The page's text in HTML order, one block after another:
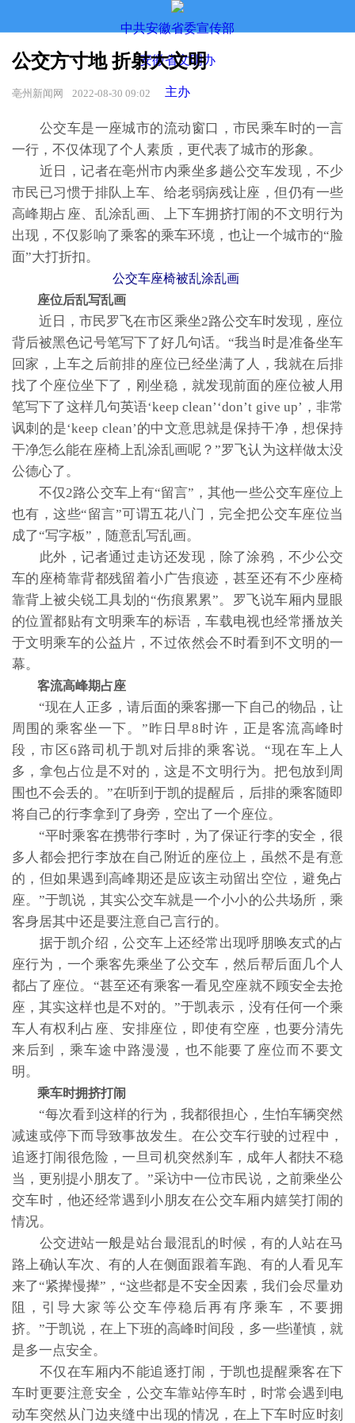
中共安徽省委宣传部
安徽省文明办
主办
公交方寸地 折射大文明
亳州新闻网 2022-08-30 09:02
公交车是一座城市的流动窗口，市民乘车时的一言
一行，不仅体现了个人素质，更代表了城市的形象。
近日，记者在亳州市内乘坐多趟公交车发现，不少
市民已习惯于排队上车、给老弱病残让座，但仍有一些
高峰期占座、乱涂乱画、上下车拥挤打闹的不文明行为
出现，不仅影响了乘客的乘车环境，也让一个城市的“脸
面”大打折扣。
公交车座椅被乱涂乱画
座位后乱写乱画
近日，市民罗飞在市区乘坐2路公交车时发现，座位
背后被黑色记号笔写下了好几句话。“我当时是准备坐车
回家，上车之后前排的座位已经坐满了人，我就在后排
找了个座位坐下了，刚坐稳，就发现前面的座位被人用
笔写下了这样几句英语‘keep clean’‘don’t give up’，非常
讽刺的是‘keep clean’的中文意思就是保持干净，想保持
干净怎么能在座椅上乱涂乱画呢？”罗飞认为这样做太没
公德心了。
不仅2路公交车上有“留言”，其他一些公交车座位上
也有，这些“留言”可谓五花八门，完全把公交车座位当
成了“写字板”，随意乱写乱画。
此外，记者通过走访还发现，除了涂鸦，不少公交
车的座椅靠背都残留着小广告痕迹，甚至还有不少座椅
靠背上被尖锐工具划的“伤痕累累”。罗飞说车厢内显眼
的位置都贴有文明乘车的标语，车载电视也经常播放关
于文明乘车的公益片，不过依然会不时看到不文明的一
幕。
客流高峰期占座
“现在人正多，请后面的乘客挪一下自己的物品，让
周围的乘客坐一下。”昨日早8时许，正是客流高峰时
段，市区6路司机于凯对后排的乘客说。“现在车上人
多，拿包占位是不对的，这是不文明行为。把包放到周
围也不会丢的。”在听到于凯的提醒后，后排的乘客随即
将自己的行李拿到了身旁，空出了一个座位。
“平时乘客在携带行李时，为了保证行李的安全，很
多人都会把行李放在自己附近的座位上，虽然不是有意
的，但如果遇到高峰期还是应该主动留出空位，避免占
座。”于凯说，其实公交车就是一个小小的公共场所，乘
客身居其中还是要注意自己言行的。
据于凯介绍，公交车上还经常出现呼朋唤友式的占
座行为，一个乘客先乘坐了公交车，然后帮后面几个人
都占了座位。“甚至还有乘客一看见空座就不顾安全去抢
座，其实这样也是不对的。”于凯表示，没有任何一个乘
车人有权利占座、安排座位，即使有空座，也要分清先
来后到，乘车途中路漫漫，也不能要了座位而不要文
明。
乘车时拥挤打闹
“每次看到这样的行为，我都很担心，生怕车辆突然
减速或停下而导致事故发生。在公交车行驶的过程中，
追逐打闹很危险，一旦司机突然刹车，成年人都扶不稳
当，更别提小朋友了。”采访中一位市民说，之前乘坐公
交车时，他还经常遇到小朋友在公交车厢内嬉笑打闹的
情况。
公交进站一般是站台最混乱的时候，有的人站在马
路上确认车次、有的人在侧面跟着车跑、有的人看见车
来了“紧撵慢撵”，“这些都是不安全因素，我们会尽量劝
阻，引导大家等公交车停稳后再有序乘车，不要拥
挤。”于凯说，在上下班的高峰时间段，多一些谨慎，就
是多一点安全。
不仅在车厢内不能追逐打闹，于凯也提醒乘客在下
车时更要注意安全，公交车靠站停车时，时常会遇到电
动车突然从门边夹缝中出现的情况，在上下车时应时刻